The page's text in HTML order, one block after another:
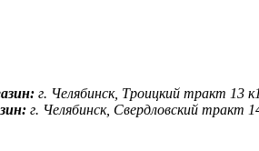
г. Челябинск, Троицкий тракт 13
г. Челябинск, Свердловский тракт